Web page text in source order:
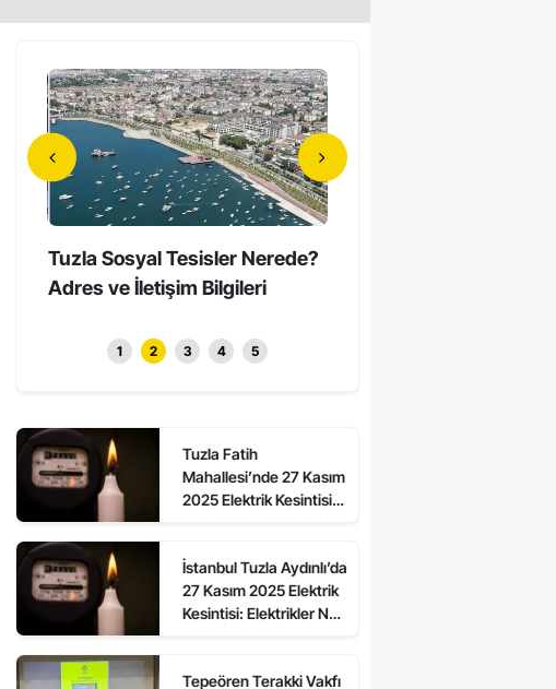
Tuzla Sosyal Tesisler Nerede?
Adres ve İletişim Bilgileri
1 2 3 4 5
Tuzla Fatih
Mahallesi’nde 27 Kasım
2025 Elektrik Kesintisi:
Ne Zaman Gelecek?
İstanbul Tuzla Aydınlı’da
27 Kasım 2025 Elektrik
Kesintisi: Elektrikler Ne
Tepeören Terakki Vakfı